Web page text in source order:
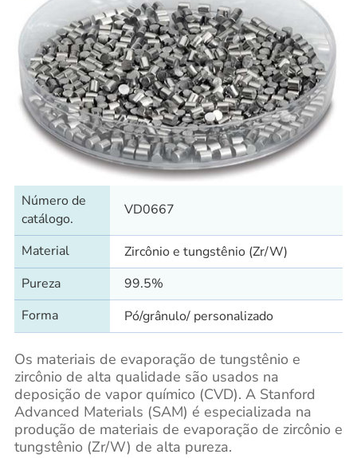
Número de
catálogo.
VD0667
Material
Zircônio e tungstênio (Zr/W)
Pureza
99.5%
Forma
Pó/grânulo/ personalizado
Os materiais de evaporação de tungstênio e
zircônio de alta qualidade são usados na
deposição de vapor químico (CVD). A Stanford
Advanced Materials (SAM) é especializada na
produção de materiais de evaporação de zircônio e
tungstênio (Zr/W) de alta pureza.